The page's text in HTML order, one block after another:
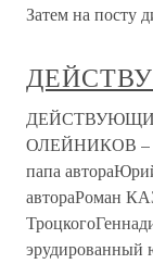
Затем на посту
ДЕЙСТВУЮЩИЕ
ОЛЕЙНИКОВ –
папа
автораРоман